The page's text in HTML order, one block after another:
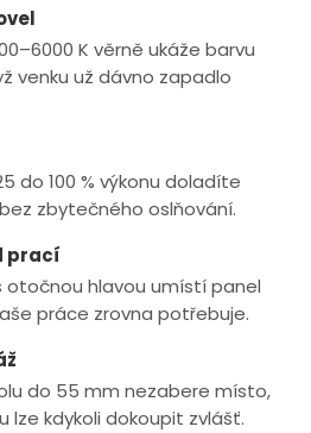
K věrně ukáže barvu
venku už dávno zapadlo
do 100 % výkonu doladíte
zbytečného oslňování.
prací
otočnou hlavou umístí panel
práce zrovna potřebuje.
do 55 mm nezabere místo,
lze kdykoli dokoupit zvlášť.